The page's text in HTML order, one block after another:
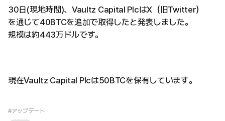
30日(現地時間)、Vaultz Capital PlcはX（旧Twitter）
を通じて40BTCを追加で取得したと発表しました。
規模は約443万ドルです。
現在Vaultz Capital Plcは50BTCを保有しています。
#アップデート